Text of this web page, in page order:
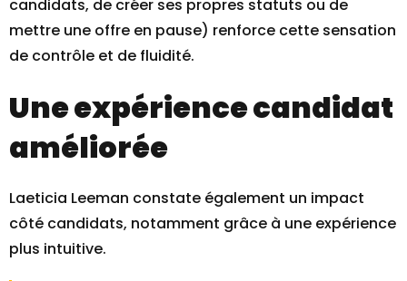
candidats, de créer ses propres statuts ou de
mettre une offre en pause) renforce cette sensation
de contrôle et de fluidité.
Une expérience candidat
améliorée
Laeticia Leeman constate également un impact
côté candidats, notamment grâce à une expérience
plus intuitive.